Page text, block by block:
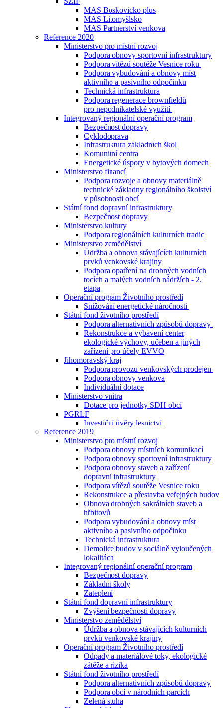
MAS Boskovicko plus
MAS Litomyšlsko
MAS Partnerství venkova
Reference 2020
Ministerstvo pro místní rozvoj
Podpora obnovy sportovní infrastruktury
Podpora vítězů soutěže Vesnice roku
Podpora vybudování a obnovy míst
aktivního a pasivního odpočinku
Technická infrastruktura
Podpora regenerace brownfieldů
pro nepodnikatelské využití
Integrovaný regionální operační program
Bezpečnost dopravy
Cyklodoprava
Infrastruktura základních škol
Komunitní centra
Energetické úspory v bytových domech
Ministerstvo financí
Podpora rozvoje a obnovy materiálně
technické základny regionálního školství
v působnosti obcí
Státní fond dopravní infrastruktury
Bezpečnost dopravy
Ministerstvo kultury
Podpora regionálních kulturních tradic
Ministerstvo zemědělství
Údržba a obnova stávajících kulturních
prvků venkovské krajiny
Podpora opatření na drobných vodních
tocích a malých vodních nádržích - 2.
etapa
Operační program Životního prostředí
Snižování energetické náročnosti
Státní fond životního prostředí
Podpora alternativních způsobů dopravy
Rekonstrukce a vybavení center
ekologické výchovy, učeben a jiných
zařízení pro účely EVVO
Jihomoravský kraj
Podpora provozu venkovských prodejen
Podpora obnovy venkova
Individuální dotace
Ministerstvo vnitra
Dotace pro jednotky SDH obcí
PGRLF
Investiční úvěry lesnictví
Reference 2019
Ministerstvo pro místní rozvoj
Podpora obnovy místních komunikací
Podpora obnovy sportovní infrastruktury
Podpora obnovy staveb a zařízení
dopravní infrastruktury
Podpora vítězů soutěže Vesnice roku
Rekonstrukce a přestavba veřejných budov
Obnova drobných sakrálních staveb a
hřbitovů
Podpora vybudování a obnovy míst
aktivního a pasivního odpočinku
Technická infrastruktura
Demolice budov v sociálně vyloučených
lokalitách
Integrovaný regionální operační program
Bezpečnost dopravy
Základní školy
Zateplení
Státní fond dopravní infrastruktury
Zvýšení bezpečnosti dopravy
Ministerstvo zemědělství
Údržba a obnova stávajících kulturních
prvků venkovské krajiny
Operační program Životního prostředí
Odpady a materiálové toky, ekologické
zátěže a rizika
Státní fond životního prostředí
Podpora alternativních způsobů dopravy
Podpora obcí v národních parcích
Zelená stuha